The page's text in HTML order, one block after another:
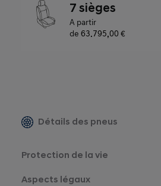
7 sièges
A partir
de 63.795,00 €
Détails des pneus
Protection de la vie
Aspects légaux